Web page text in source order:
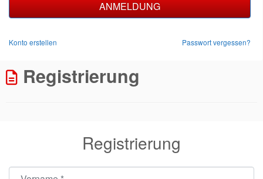
ANMELDUNG
Konto erstellen Passwort vergessen?
Registrierung
Registrierung
Vorname